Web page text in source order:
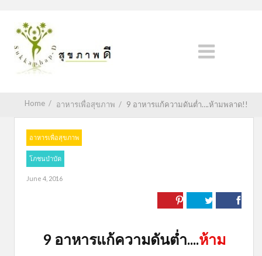
Home / อาหารเพื่อสุขภาพ / 9 อาหารแก้ความดันต่ำ….ห้ามพลาด!!
อาหารเพื่อสุขภาพ
โภชนบำบัด
June 4, 2016
9 อาหารแก้ความดันต่ำ....ห้าม